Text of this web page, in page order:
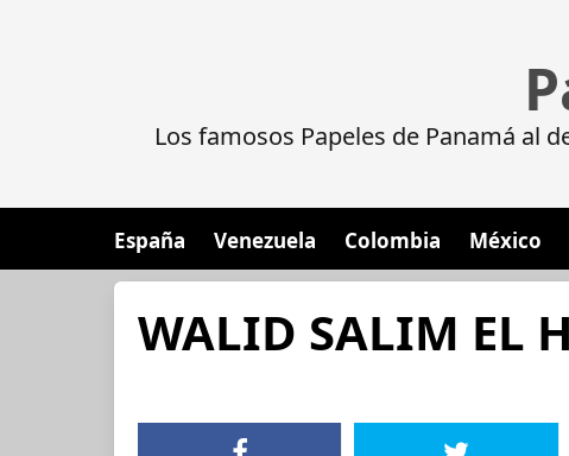
Los famosos Papeles de Panamá al
España Venezuela Colombia México
WALID SALIM EL